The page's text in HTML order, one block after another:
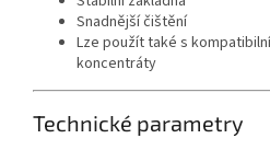
Snadnější čištění
Lze použít také s
koncentráty
Technické parametry